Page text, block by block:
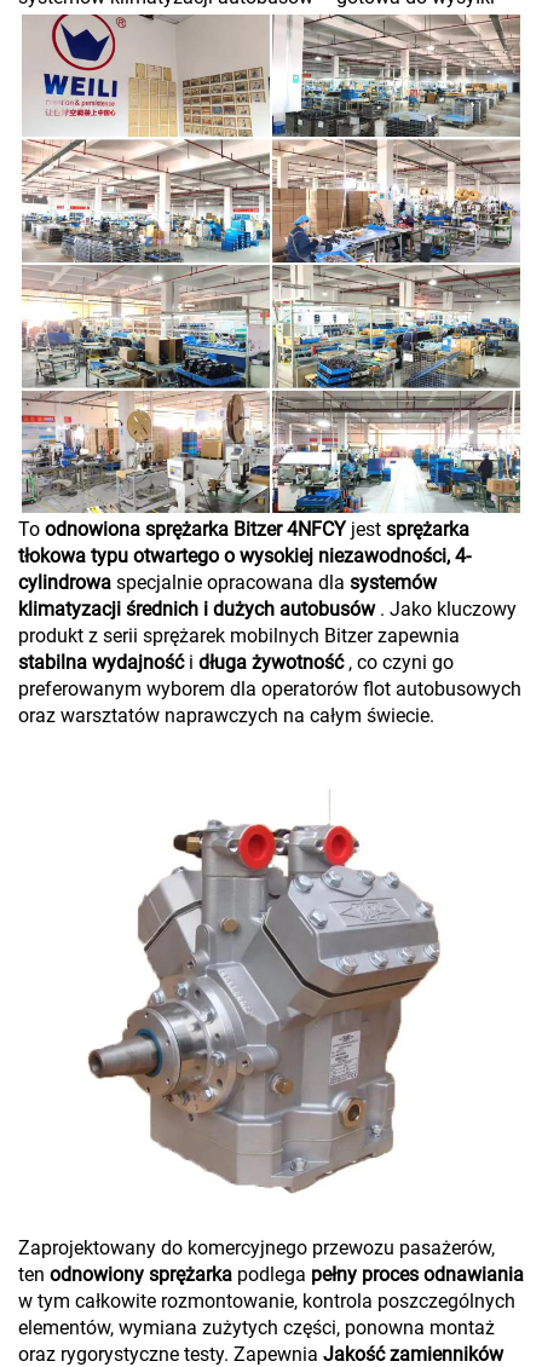
To odnowiona sprężarka Bitzer 4NFCY jest sprężarka
tłokowa typu otwartego o wysokiej niezawodności, 4-
cylindrowa specjalnie opracowana dla systemów
klimatyzacji średnich i dużych autobusów . Jako kluczowy
produkt z serii sprężarek mobilnych Bitzer zapewnia
stabilna wydajność i długa żywotność , co czyni go
preferowanym wyborem dla operatorów flot autobusowych
oraz warsztatów naprawczych na całym świecie.
Zaprojektowany do komercyjnego przewozu pasażerów,
ten odnowiony sprężarka podlega pełny proces odnawiania
w tym całkowite rozmontowanie, kontrola poszczególnych
elementów, wymiana zużytych części, ponowna montaż
oraz rygorystyczne testy. Zapewnia Jakość zamienników